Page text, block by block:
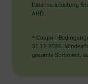
Datenverarbeitung
AHD.
* Coupon-
31.12.2026.
gesamte Sortiment,